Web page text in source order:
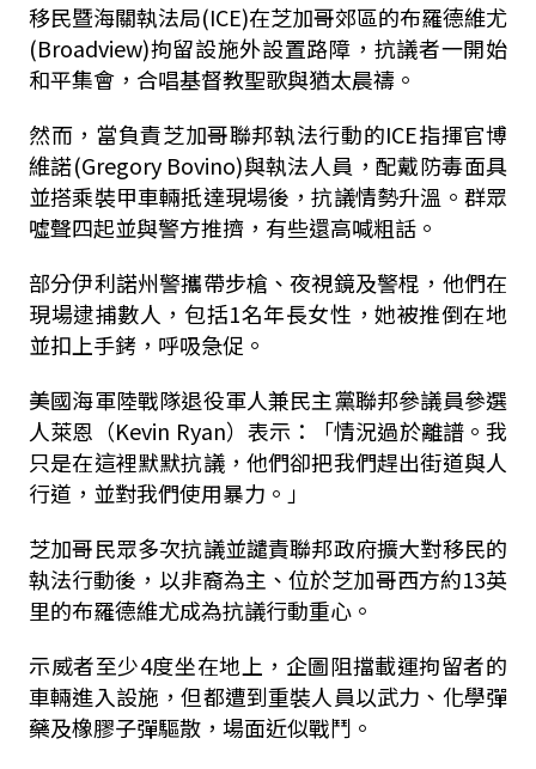
移民暨海關執法局(ICE)在芝加哥郊區的布羅德維尤
(Broadview)拘留設施外設置路障，抗議者一開始
和平集會，合唱基督教聖歌與猶太晨禱。
然而，當負責芝加哥聯邦執法行動的ICE指揮官博
維諾(Gregory Bovino)與執法人員，配戴防毒面具
並搭乘裝甲車輛抵達現場後，抗議情勢升溫。群眾
噓聲四起並與警方推擠，有些還高喊粗話。
部分伊利諾州警攜帶步槍、夜視鏡及警棍，他們在
現場逮捕數人，包括1名年長女性，她被推倒在地
並扣上手銬，呼吸急促。
美國海軍陸戰隊退役軍人兼民主黨聯邦參議員參選
人萊恩（Kevin Ryan）表示：「情況過於離譜。我
只是在這裡默默抗議，他們卻把我們趕出街道與人
行道，並對我們使用暴力。」
芝加哥民眾多次抗議並譴責聯邦政府擴大對移民的
執法行動後，以非裔為主、位於芝加哥西方約13英
里的布羅德維尤成為抗議行動重心。
示威者至少4度坐在地上，企圖阻擋載運拘留者的
車輛進入設施，但都遭到重裝人員以武力、化學彈
藥及橡膠子彈驅散，場面近似戰鬥。